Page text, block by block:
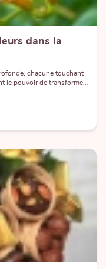
dans la
chacune touchant
le pouvoir de transformer